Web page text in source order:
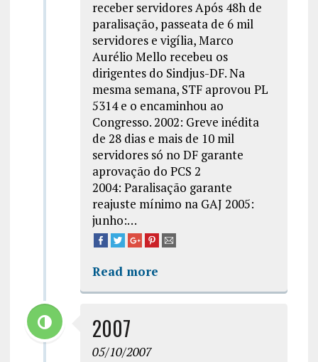
receber servidores Após 48h de
paralisação, passeata de 6 mil
servidores e vigília, Marco
Aurélio Mello recebeu os
dirigentes do Sindjus-DF. Na
mesma semana, STF aprovou PL
5314 e o encaminhou ao
Congresso. 2002: Greve inédita
de 28 dias e mais de 10 mil
servidores só no DF garante
aprovação do PCS 2
2004: Paralisação garante
reajuste mínimo na GAJ 2005:
junho:…
Read more
2007
05/10/2007